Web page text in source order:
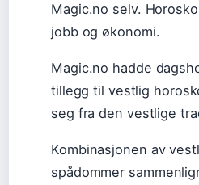
Magic.no selv.
jobb og økonomi.
Magic.no hadde
tillegg til vestlig
seg fra den vestlige
Kombinasjonen av
spådommer